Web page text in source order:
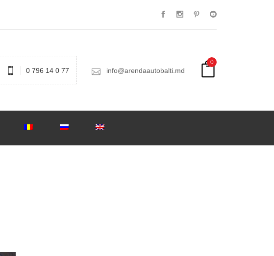
0 796 14 0 77 info@arendaautobalti.md
0